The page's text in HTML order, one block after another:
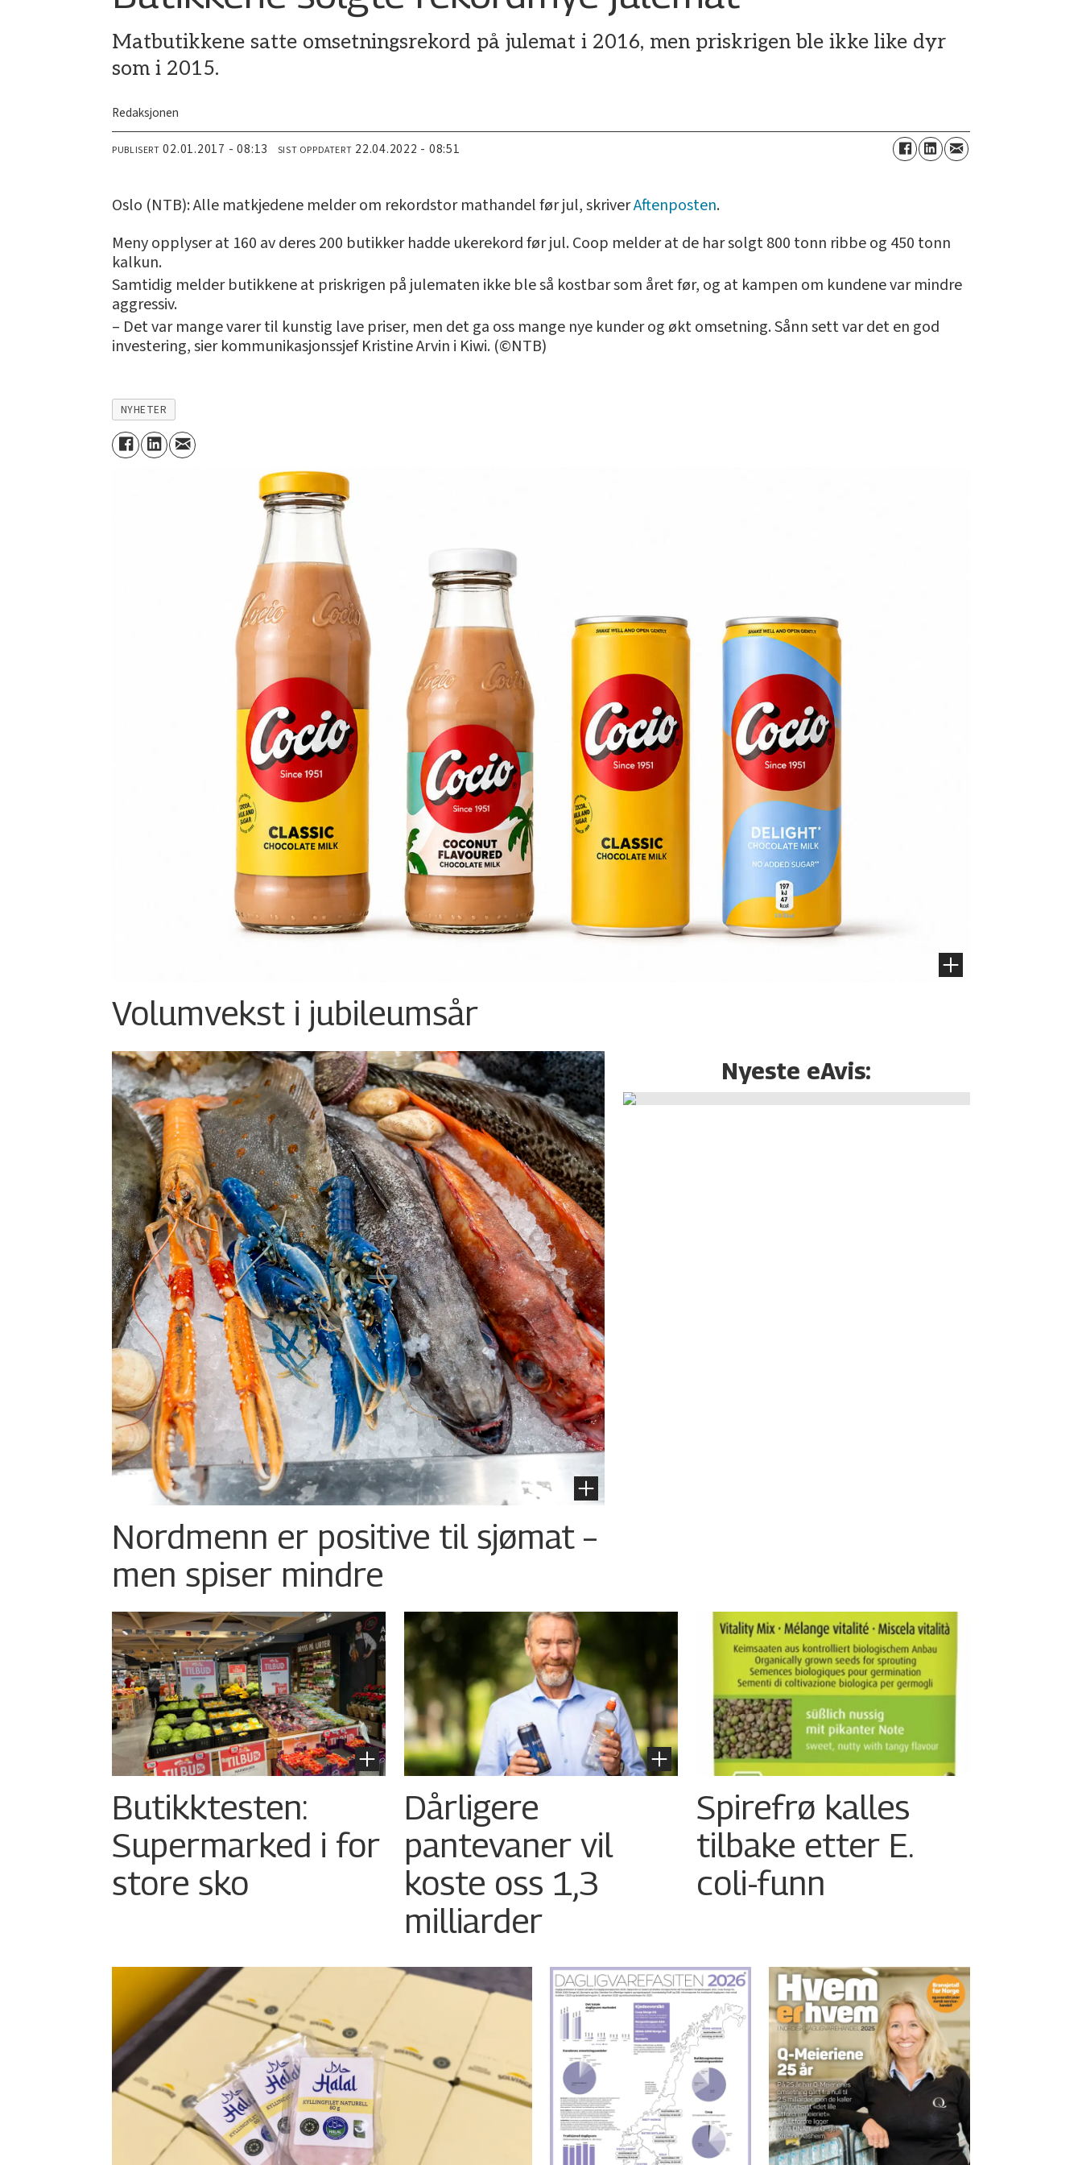
Matbutikkene satte omsetningsrekord på julemat i 2016, men priskrigen ble ikke like dyr
som i 2015.
Redaksjonen
PUBLISERT 02.01.2017 - 08:13 SIST OPPDATERT 22.04.2022 - 08:51
Oslo (NTB): Alle matkjedene melder om rekordstor mathandel før jul, skriverAftenposten.
Meny opplyser at 160 av deres 200 butikker hadde ukerekord før jul. Coop melder at de har solgt 800 tonn ribbe og 450 tonn
kalkun.
Samtidig melder butikkene at priskrigen på julematen ikke ble så kostbar som året før, og at kampen om kundene var mindre
aggressiv.
– Det var mange varer til kunstig lave priser, men det ga oss mange nye kunder og økt omsetning. Sånn sett var det en god
investering, sier kommunikasjonssjef Kristine Arvin i Kiwi. (©NTB)
NYHETER
Volumvekst i jubileumsår
Nordmenn er positive til sjømat –
men spiser mindre
Nyeste eAvis:
Butikktesten:
Supermarked i for
store sko
Dårligere
pantevaner vil
koste oss 1,3
milliarder
Spirefrø kalles
tilbake etter E.
coli-funn